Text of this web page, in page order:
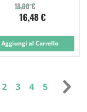
18,00 €
16,48 €
Aggiungi al Carrello
stai
Pagina
2 Pagina
3 Pagina
4 Pagina
5